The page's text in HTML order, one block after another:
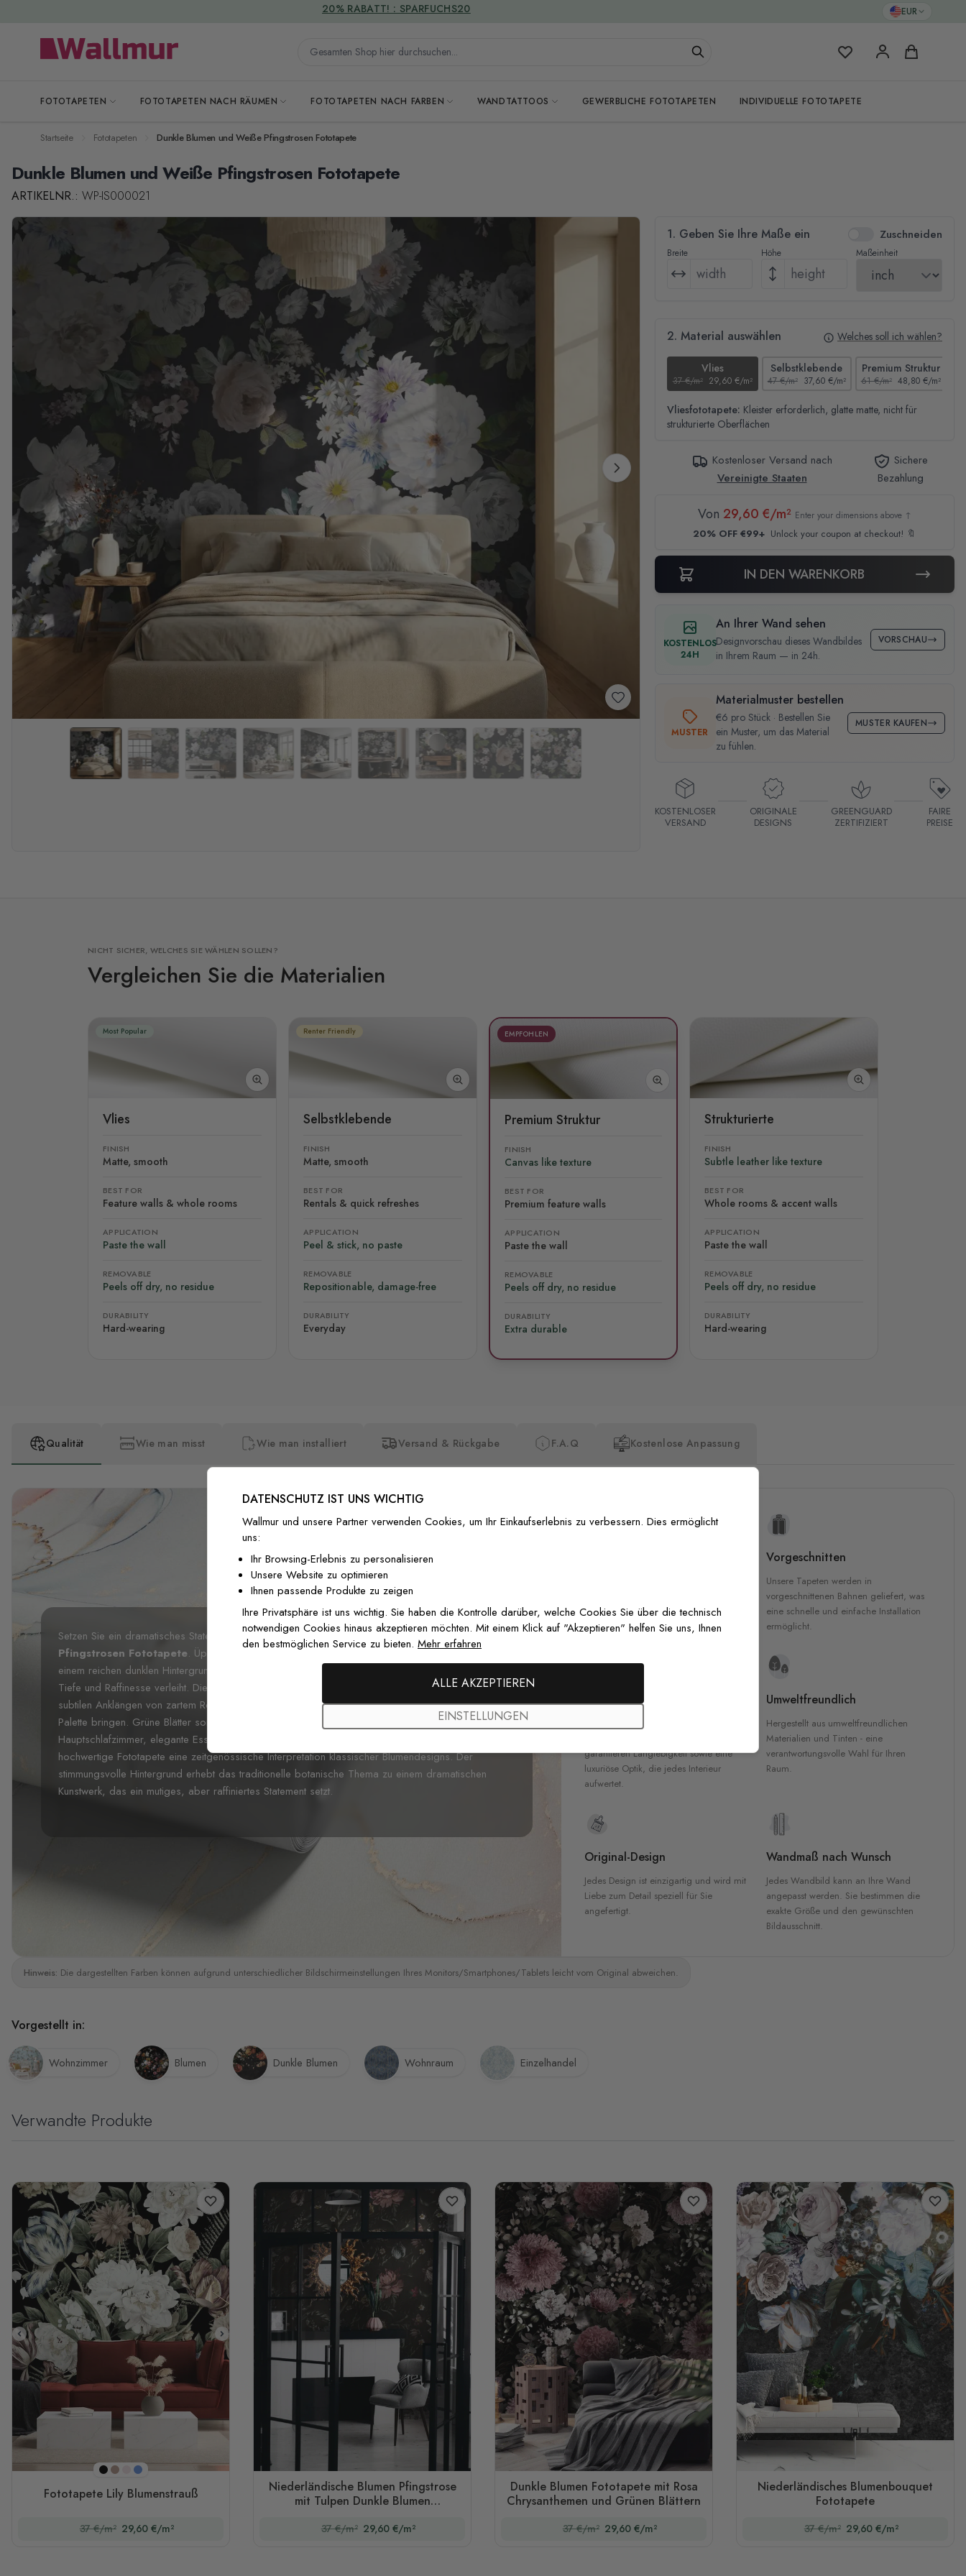
EUR
Gesamten Shop hier durchsuchen... Meine FavoritenWarenkorb
FOTOTAPETEN FOTOTAPETEN NACH RÄUMEN FOTOTAPETEN NACH FARBEN WANDTATTOOS GEWERBLICHE FOTOTAPETEN INDIVIDUELLE FOTOTAPETE
VERSANDKOSTENFREI
Startseite Fototapeten Dunkle Blumen und Weiße Pfingstrosen Fototapete
Dunkle Blumen und Weiße Pfingstrosen Fototapete
ARTIKELNR.: WP-IS000021
1. Geben Sie Ihre Maße ein Zuschneiden
Breite Höhe Maßeinheit
2. Material auswählen Welches soll ich wählen?
Vlies
37 €/m² 29,60 €/m²
Selbstklebende
47 €/m² 37,60 €/m²
Premium Struktur
61 €/m² 48,80 €/m²
Vliesfototapete: Kleister erforderlich, glatte matte, nicht für
strukturierte Oberflächen
Kostenloser Versand nach
Vereinigte Staaten
Sichere
Bezahlung
Von 29,60 €/m² Enter your dimensions above ↑
20% OFF €99+ Unlock your coupon at checkout! 🔖
IN DEN WARENKORB
KOSTENLOS
24H
An Ihrer Wand sehen
Designvorschau dieses Wandbildes
in Ihrem Raum — in 24h.
VORSCHAU
MUSTER
Materialmuster bestellen
€6 pro Stück · Bestellen Sie
ein Muster, um das Material
zu fühlen.
MUSTER KAUFEN
KOSTENLOSER
VERSAND
ORIGINALE
DESIGNS
GREENGUARD
ZERTIFIZIERT
FAIRE
PREISE
NICHT SICHER, WELCHES SIE WÄHLEN SOLLEN?
Vergleichen Sie die Materialien
Most Popular
Vlies
FINISH
Matte, smooth
BEST FOR
Feature walls & whole rooms
APPLICATION
Paste the wall
REMOVABLE
Peels off dry, no residue
DURABILITY
Hard-wearing
Renter Friendly
Selbstklebende
FINISH
Matte, smooth
BEST FOR
Rentals & quick refreshes
APPLICATION
Peel & stick, no paste
REMOVABLE
Repositionable, damage-free
DURABILITY
Everyday
EMPFOHLEN
Premium Struktur
FINISH
Canvas like texture
BEST FOR
Premium feature walls
APPLICATION
Paste the wall
REMOVABLE
Peels off dry, no residue
DURABILITY
Extra durable
Strukturierte
FINISH
Subtle leather like texture
BEST FOR
Whole rooms & accent walls
APPLICATION
Paste the wall
REMOVABLE
Peels off dry, no residue
DURABILITY
Hard-wearing
Qualität Wie man misst Wie man installiert Versand & Rückgabe F.A.Q Kostenlose Anpassung
Setzen Sie ein dramatisches Statement mit dieser luxuriösenDunkle Blumen und Weiße
Pfingstrosen Fototapete. Üppige weiße Pfingstrosen und zarte Gänseblümchen blühen vor
einem reichen dunklen Hintergrund und schaffen einen atemberaubenden Kontrast, der jedem Raum
Tiefe und Raffinesse verleiht. Die
Blumen scheinen ätherisch zu schweben, mit
subtilen Anklängen von zartem Rosa und Lavendelblau, die sanfte Wärme in die monochrome
Palette bringen. Grüne Blätter sorgen für natürliche Bewegung in der Komposition. Perfekt für
Hauptschlafzimmer, elegante Esszimmer oder anspruchsvolle Gästetoiletten, bietet diese
hochwertige Fototapete eine zeitgenössische Interpretation klassischer Blumendesigns. Der
stimmungsvolle Hintergrund erhebt das traditionelle botanische Thema zu einem dramatischen
Kunstwerk, das ein mutiges, aber raffiniertes Statement setzt.
zertifizierten Tinten für garantierte
Sicherheit in Innenräumen.
Vorgeschnitten
Unsere Tapeten werden in
vorgeschnittenen Bahnen geliefert, was
eine schnelle und einfache Installation
ermöglicht.
Hochwertige Materialien
garantieren Langlebigkeit sowie eine
luxuriöse Optik, die jedes Interieur
aufwertet.
Umweltfreundlich
Hergestellt aus umweltfreundlichen
Materialien und Tinten - eine
verantwortungsvolle Wahl für Ihren
Raum.
Original-Design
Jedes Design ist einzigartig und wird mit
Liebe zum Detail speziell für Sie
angefertigt.
Wandmaß nach Wunsch
Jedes Wandbild kann an Ihre Wand
angepasst werden. Sie bestimmen die
exakte Größe und den gewünschten
Bildausschnitt.
Hinweis: Die dargestellten Farben können aufgrund unterschiedlicher Bildschirmeinstellungen Ihres Monitors/Smartphones/Tablets leicht vom Original abweichen.
Vorgestellt in:
Wohnzimmer Blumen Dunkle Blumen Wohnraum Einzelhandel
Verwandte Produkte
Schwarz
BraunRosa
Blau
Fototapete Lily Blumenstrauß
37 €/m² 29,60 €/m²
Niederländische Blumen Pfingstrose
mit Tulpen Dunkle Blumen
37 €/m² 29,60 €/m²
Dunkle Blumen Fototapete mit Rosa
Chrysanthemen und Grünen Blättern
37 €/m² 29,60 €/m²
Niederländisches Blumenbouquet
Fototapete
37 €/m² 29,60 €/m²
DATENSCHUTZ IST UNS WICHTIG
Wallmur und unsere Partner verwenden Cookies, um Ihr Einkaufserlebnis zu verbessern. Dies ermöglicht
uns:
Ihr Browsing-Erlebnis zu personalisieren
Unsere Website zu optimieren
Ihnen passende Produkte zu zeigen
Ihre Privatsphäre ist uns wichtig. Sie haben die Kontrolle darüber, welche Cookies Sie über die technisch
notwendigen Cookies hinaus akzeptieren möchten. Mit einem Klick auf "Akzeptieren" helfen Sie uns, Ihnen
den bestmöglichen Service zu bieten. Mehr erfahren
ALLE AKZEPTIEREN
EINSTELLUNGEN